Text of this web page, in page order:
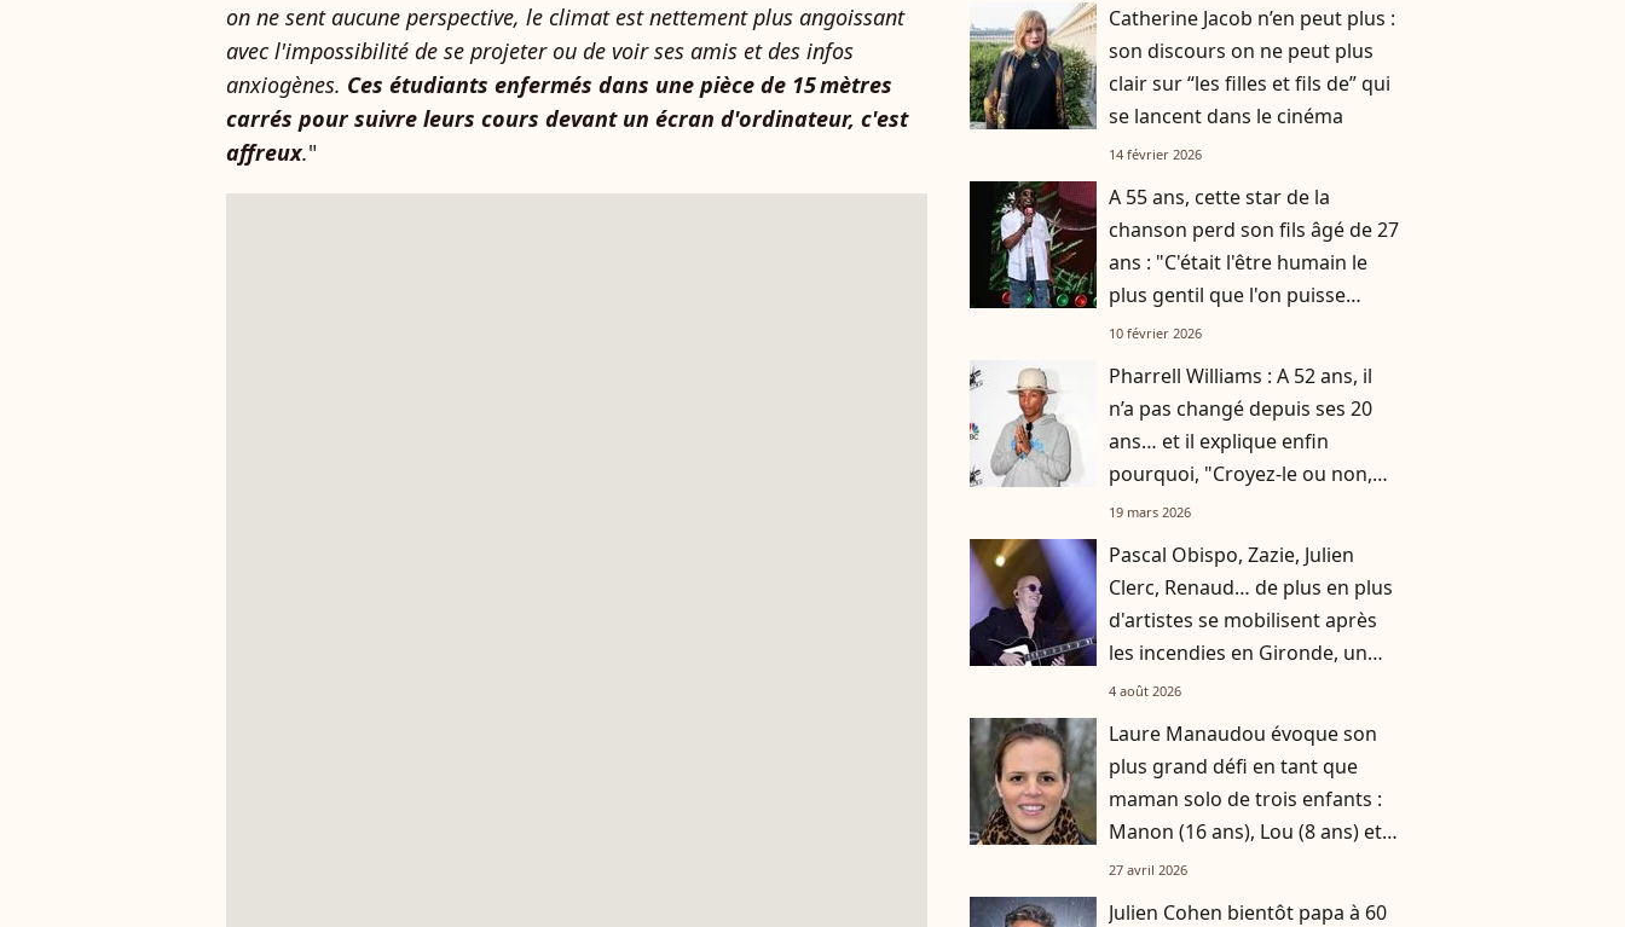
on ne sent aucune perspective, le climat est nettement plus angoissant
avec l'impossibilité de se projeter ou de voir ses amis et des infos
anxiogènes. Ces étudiants enfermés dans une pièce de 15 mètres
carrés pour suivre leurs cours devant un écran d'ordinateur, c'est
affreux."
Catherine Jacob n’en peut plus :
son discours on ne peut plus
clair sur “les filles et fils de” qui
se lancent dans le cinéma
14 février 2026
A 55 ans, cette star de la
chanson perd son fils âgé de 27
ans : "C'était l'être humain le
plus gentil que l'on puisse
rencontrer"
10 février 2026
Pharrell Williams : A 52 ans, il
n’a pas changé depuis ses 20
ans… et il explique enfin
pourquoi, "Croyez-le ou non,
c'est la clé"
19 mars 2026
Pascal Obispo, Zazie, Julien
Clerc, Renaud… de plus en plus
d'artistes se mobilisent après
les incendies en Gironde, un
grand concert caritatif
4 août 2026
Laure Manaudou évoque son
plus grand défi en tant que
maman solo de trois enfants :
Manon (16 ans), Lou (8 ans) et
Sacha (5 ans)
27 avril 2026
Julien Cohen bientôt papa à 60